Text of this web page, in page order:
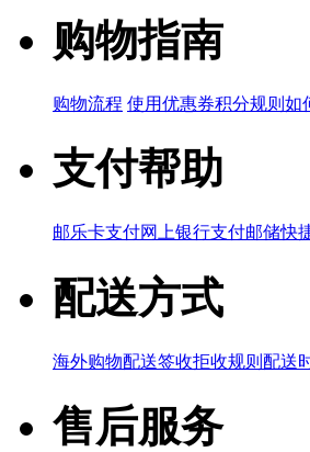
购物指南
购物流程 使用优惠券积分规则 如
支付帮助
邮乐卡支付网上银行支付邮储快
配送方式
海外购物配送签收拒收规则 配送
售后服务